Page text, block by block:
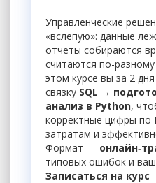
Управленческие
«вслепую»: данные
отчёты собираются
считаются по-
этом курсе вы за 2
связку SQL →
анализ в Python,
корректные цифры по
затратам и
Формат —
типовых ошибок и
Записаться на курс